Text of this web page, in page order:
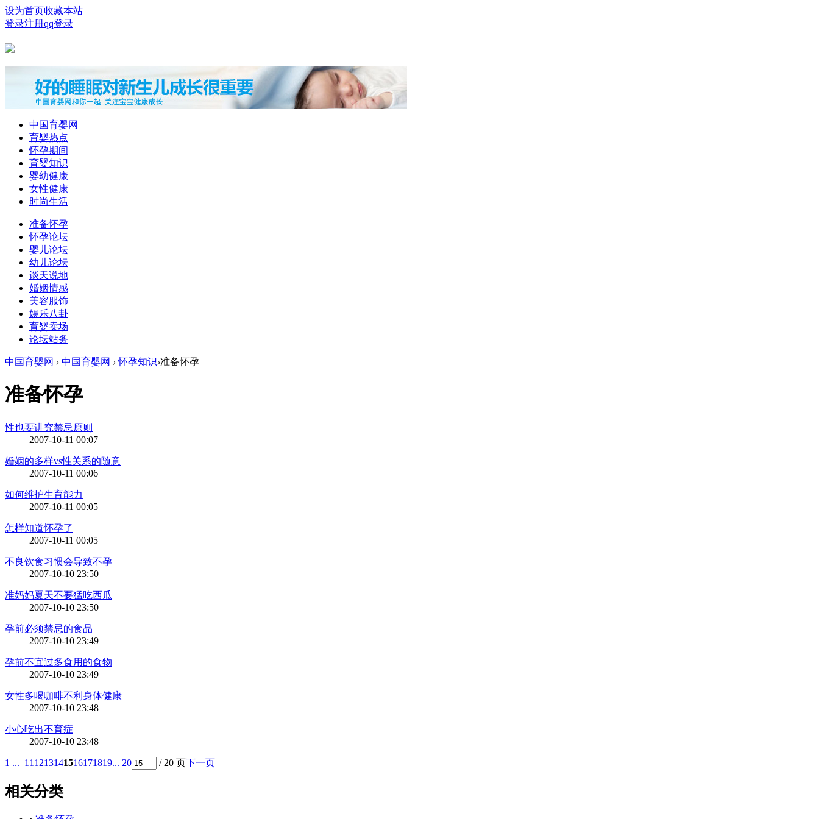
设为首页收藏本站
登录注册qq登录
中国育婴网
育婴热点
怀孕期间
育婴知识
婴幼健康
女性健康
时尚生活
准备怀孕
怀孕论坛
婴儿论坛
幼儿论坛
谈天说地
婚姻情感
美容服饰
娱乐八卦
育婴卖场
论坛站务
中国育婴网 › 中国育婴网 › 怀孕知识›准备怀孕
准备怀孕
性也要讲究禁忌原则
2007-10-11 00:07
婚姻的多样vs性关系的随意
2007-10-11 00:06
如何维护生育能力
2007-10-11 00:05
怎样知道怀孕了
2007-10-11 00:05
不良饮食习惯会导致不孕
2007-10-10 23:50
准妈妈夏天不要猛吃西瓜
2007-10-10 23:50
孕前必须禁忌的食品
2007-10-10 23:49
孕前不宜过多食用的食物
2007-10-10 23:49
女性多喝咖啡不利身体健康
2007-10-10 23:48
小心吃出不育症
2007-10-10 23:48
1 ... 11 1213141516171819... 20 / 20 页下一页
相关分类